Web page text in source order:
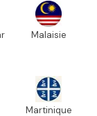
Malaisie
Martinique